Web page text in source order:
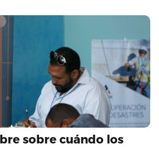
sobre cuándo los